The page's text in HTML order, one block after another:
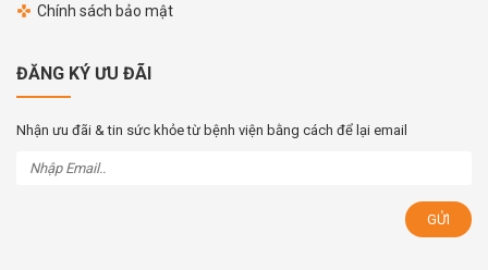
Chính sách bảo mật
ĐĂNG KÝ ƯU ĐÃI
Nhận ưu đãi & tin sức khỏe từ bệnh viện bằng cách để lại email